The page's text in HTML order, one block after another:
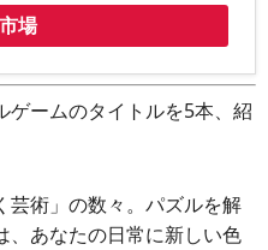
場
ゲームのタイトルを5本、紹
芸術」の数々。パズルを解
、あなたの日常に新しい色